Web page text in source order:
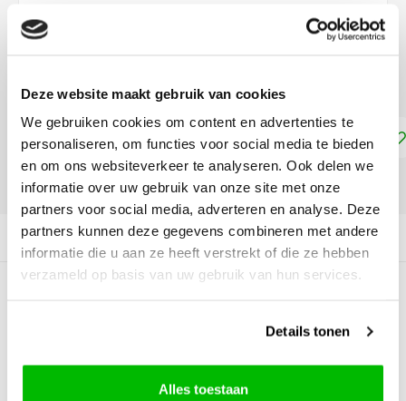
Deze website maakt gebruik van cookies
We gebruiken cookies om content en advertenties te
personaliseren, om functies voor social media te bieden
en om ons websiteverkeer te analyseren. Ook delen we
informatie over uw gebruik van onze site met onze
partners voor social media, adverteren en analyse. Deze
partners kunnen deze gegevens combineren met andere
informatie die u aan ze heeft verstrekt of die ze hebben
verzameld op basis van uw gebruik van hun services.
Details tonen
Alles toestaan
DIRECT LEVERBAAR
Toevoegen aan winkelwagen
DELEN:
Productomschrijving